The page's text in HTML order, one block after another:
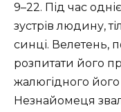
9–22. Під час
зустрів людину,
синці. Велетень,
розпитати його
жалюгідного його
Незнайомеця